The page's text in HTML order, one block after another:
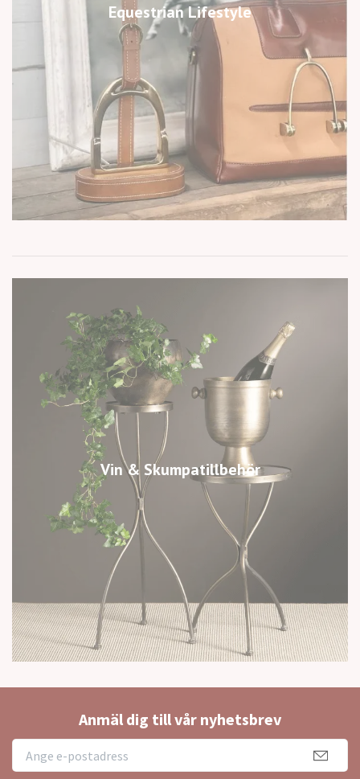
Equestrian Lifestyle
Vin & Skumpatillbehör
Anmäl dig till vår nyhetsbrev